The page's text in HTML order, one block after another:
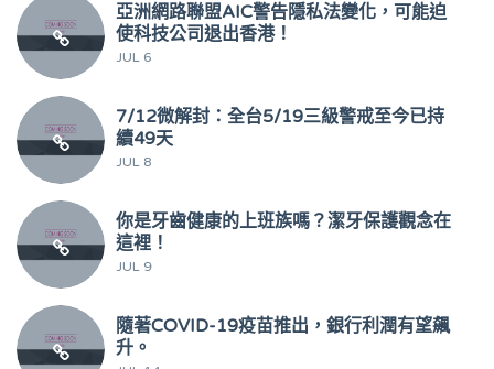
亞洲網路聯盟AIC警告隱私法變化，可能迫
使科技公司退出香港！
JUL 6
7/12微解封：全台5/19三級警戒至今已持
續49天
JUL 8
你是牙齒健康的上班族嗎？潔牙保護觀念在
這裡！
JUL 9
隨著COVID-19疫苗推出，銀行利潤有望飆
升。